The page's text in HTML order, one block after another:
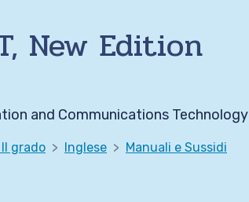
New Edition
and Communications Technology
grado Inglese Manuali e Sussidi